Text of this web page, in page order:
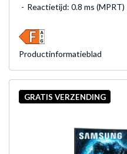
Reactietijd: 0.8 ms (MPRT)
Product­informatieblad
GRATIS VERZENDING